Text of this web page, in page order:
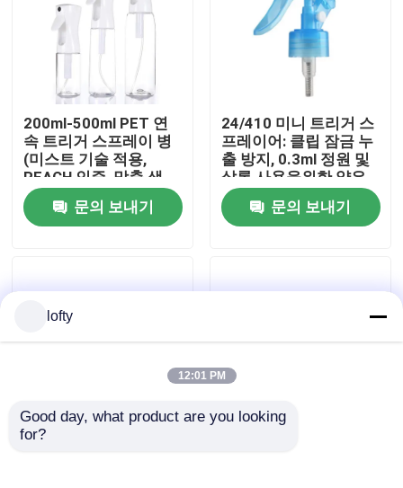
제품
동영상
우리에 대하여
공장 여행
연락주세요
경우
200ml-500ml PET 연
속 트리거 스프레이 병
(미스트 기술 적용,
REACH 인증, 맞춤 색
상)
문의 보내기
24/410 미니 트리거 스
프레이어: 클립 잠금 누
출 방지, 0.3ml 정원 및
살롱 사용을위한 얇은
안개
문의 보내기
28/410 내화학성 트리
lofty
12:01 PM
Good day, what product are you looking
for?